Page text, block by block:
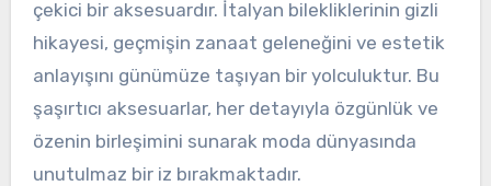
çekici bir aksesuardır. İtalyan bilekliklerinin gizli
hikayesi, geçmişin zanaat geleneğini ve estetik
anlayışını günümüze taşıyan bir yolculuktur. Bu
şaşırtıcı aksesuarlar, her detayıyla özgünlük ve
özenin birleşimini sunarak moda dünyasında
unutulmaz bir iz bırakmaktadır.